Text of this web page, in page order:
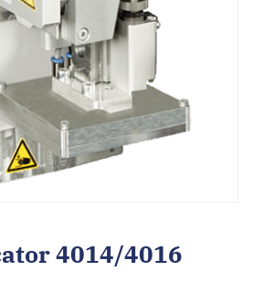
4014/4016